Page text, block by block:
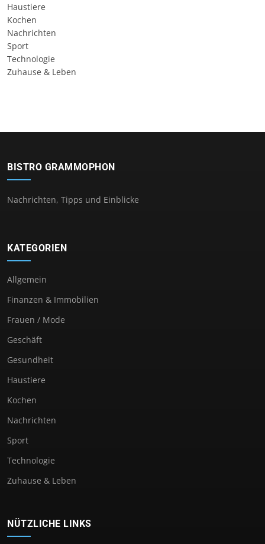
Haustiere
Kochen
Nachrichten
Sport
Technologie
Zuhause & Leben
BISTRO GRAMMOPHON
Nachrichten, Tipps und Einblicke
KATEGORIEN
Allgemein
Finanzen & Immobilien
Frauen / Mode
Geschäft
Gesundheit
Haustiere
Kochen
Nachrichten
Sport
Technologie
Zuhause & Leben
NÜTZLICHE LINKS